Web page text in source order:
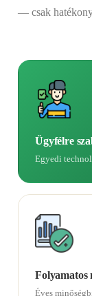
— csak
Ügyfélre
Egyedi
Folyamatos
Éves